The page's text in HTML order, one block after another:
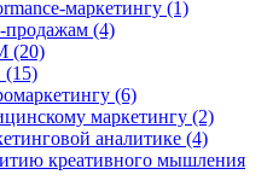
маркетингу (1)
(4)
(20)
(15)
(6)
маркетингу (2)
аналитике (4)
креативного мышления